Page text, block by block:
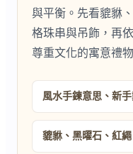
與平衡。先看貔貅
格珠串與吊飾，再
尊重文化的寓意禮
風水手鍊意思、新
貔貅、黑曜石、紅